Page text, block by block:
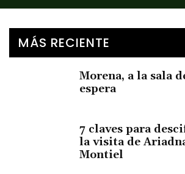
MÁS RECIENTE
Morena, a la sala
espera
7 claves para
la visita de
Montiel